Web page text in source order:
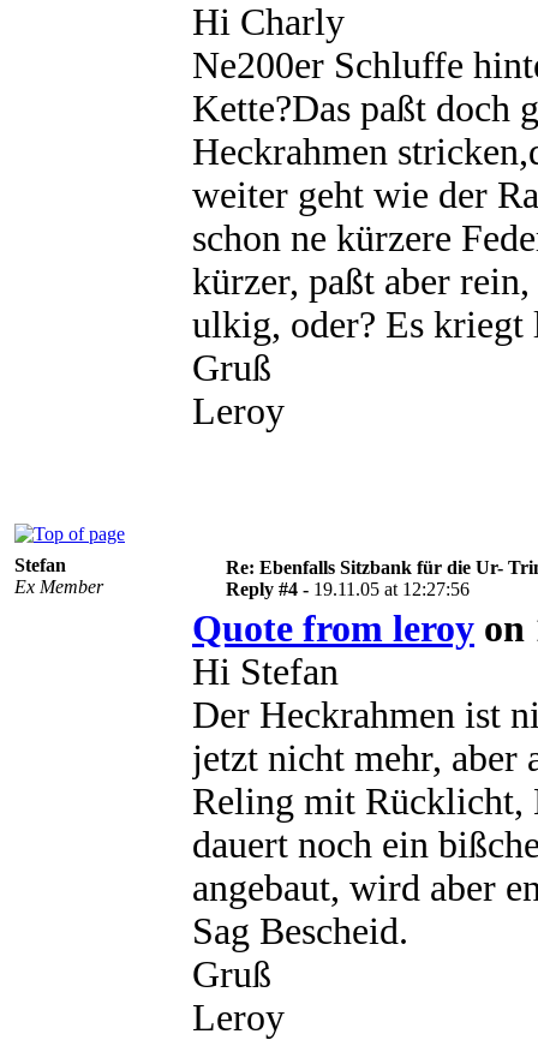
Hi Charly
Ne200er Schluffe
Kette?Das paßt doch
Heckrahmen
weiter geht wie der
schon ne kürzere
kürzer, paßt aber
ulkig, oder? Es kriegt
Gruß
Leroy
Stefan
Ex Member
Re: Ebenfalls Sitzbank für die Ur-
Reply #4 - 19.11.05 at 12:27:56
Quote from leroy on
Hi Stefan
Der Heckrahmen ist
jetzt nicht mehr, aber
Reling mit Rücklicht,
dauert noch ein
angebaut, wird aber
Sag Bescheid.
Gruß
Leroy